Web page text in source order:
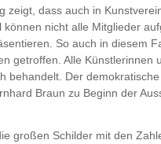
zeigt, dass auch in
können nicht alle Mitglieder
So auch in diesem
getroffen. Alle Künstlerinnen
behandelt. Der
Braun zu Beginn der
großen Schilder mit den